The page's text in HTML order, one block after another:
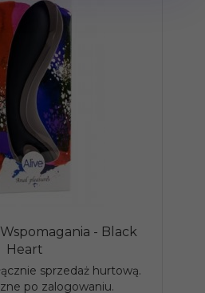
- Black
Heart
sprzedaż hurtową.
po zalogowaniu.